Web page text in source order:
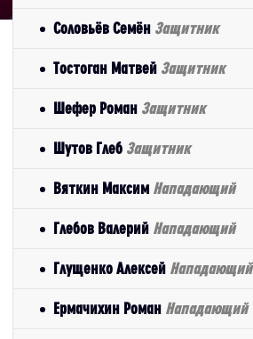
Соловьёв Семён Защитник
Тостоган Матвей Защитник
Шефер Роман Защитник
Шутов Глеб Защитник
Вяткин Максим Нападающий
Глебов Валерий Нападающий
Глущенко Алексей Нападающий
Ермачихин Роман Нападающий